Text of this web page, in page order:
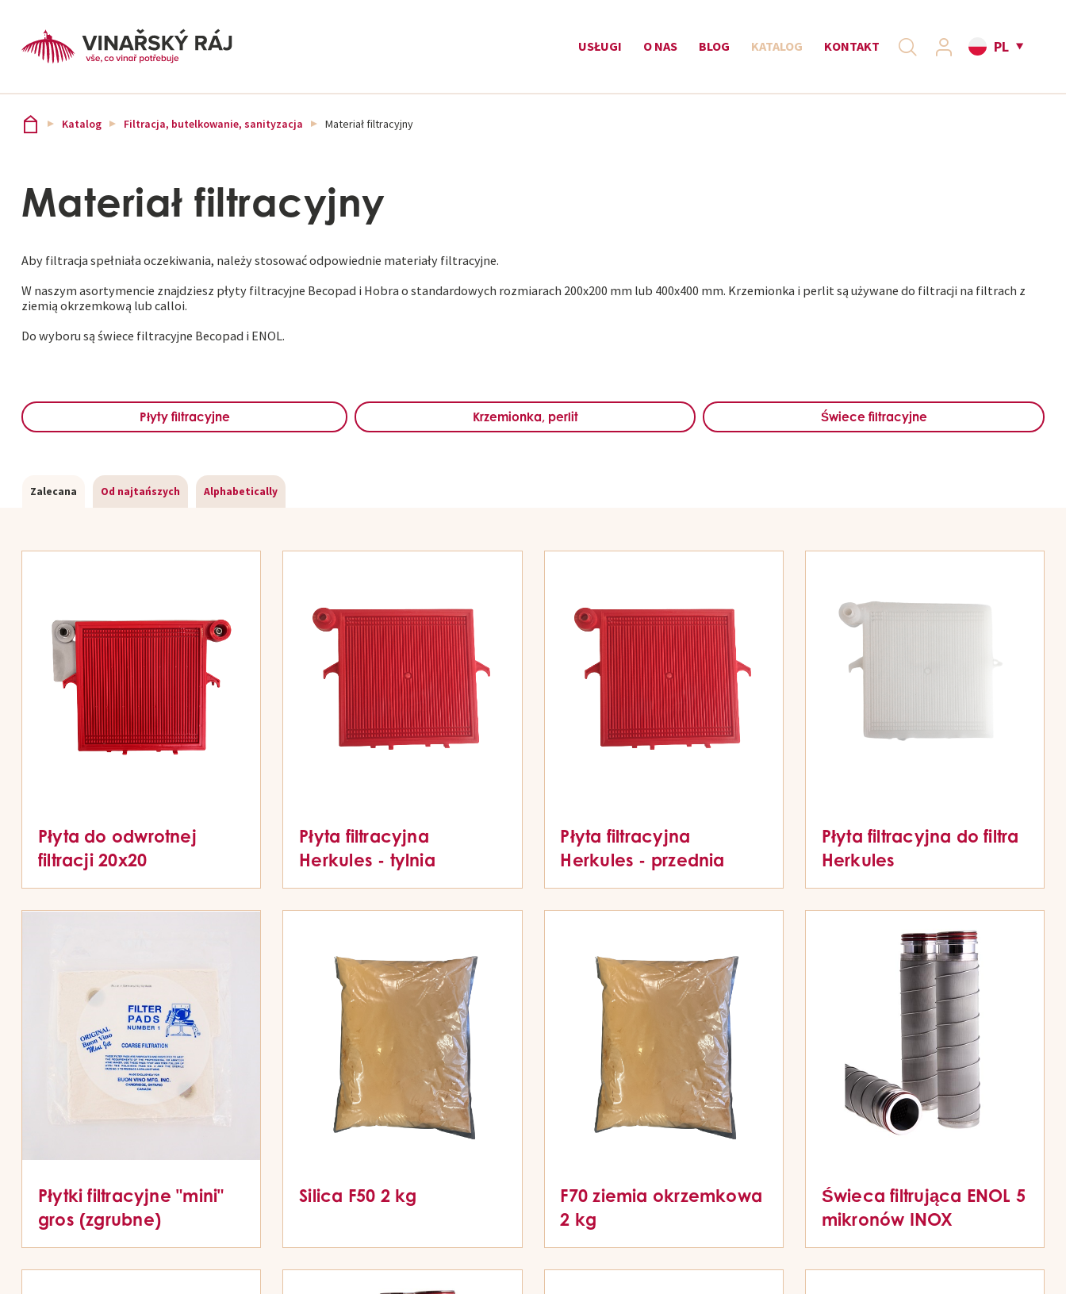
USŁUGI O NAS BLOG KATALOG KONTAKT PL
Katalog Filtracja, butelkowanie, sanityzacja Materiał filtracyjny
Materiał filtracyjny
Aby filtracja spełniała oczekiwania, należy stosować odpowiednie materiały filtracyjne.
W naszym asortymencie znajdziesz płyty filtracyjne Becopad i Hobra o standardowych rozmiarach 200x200 mm lub 400x400 mm. Krzemionka i perlit są używane do filtracji na filtrach z
ziemią okrzemkową lub calloi.
Do wyboru są świece filtracyjne Becopad i ENOL.
Płyty filtracyjne Krzemionka, perlit Świece filtracyjne
Zalecana Od najtańszych Alphabetically
Płyta do odwrotnej
filtracji 20x20
Płyta filtracyjna
Herkules - tylnia
Płyta filtracyjna
Herkules - przednia
Płyta filtracyjna do filtra
Herkules
Płytki filtracyjne "mini"
gros (zgrubne)
Silica F50 2 kg
F70 ziemia okrzemkowa
2 kg
Świeca filtrująca ENOL 5
mikronów INOX